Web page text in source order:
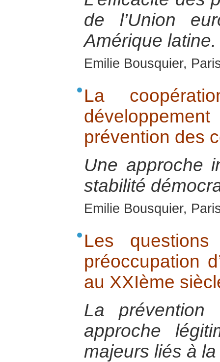
de l’Union
Amérique latine.
Emilie Bousquier,
La
prévention des
Une approche
stabilité
Emilie Bousquier,
Les
préoccupation
au XXIème
La prévention
approche
majeurs liés à